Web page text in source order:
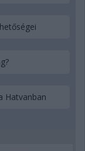
Hatvanban